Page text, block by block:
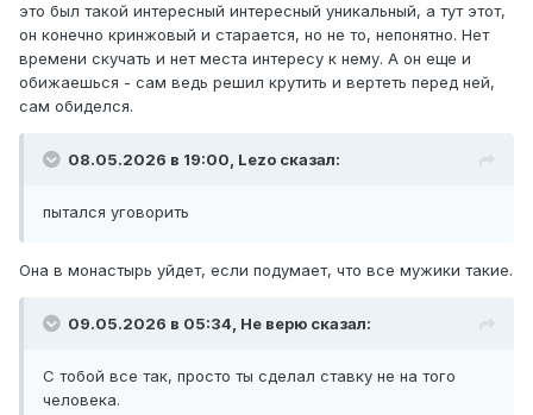
это был такой интересный интересный уникальный, а тут этот,
он конечно кринжовый и старается, но не то, непонятно. Нет
времени скучать и нет места интересу к нему. А он еще и
обижаешься - сам ведь решил крутить и вертеть перед ней,
сам обиделся.
08.05.2026 в 19:00, Lezo сказал:
пытался уговорить
Она в монастырь уйдет, если подумает, что все мужики такие.
09.05.2026 в 05:34, Не верю сказал:
С тобой все так, просто ты сделал ставку не на того
человека.